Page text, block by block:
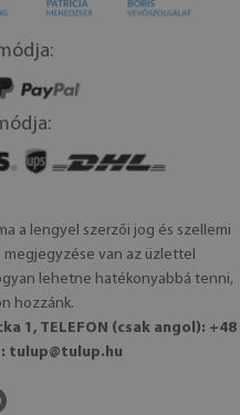
a lengyel szerzői jog és szellemi
van az üzlettel
lehetne hatékonyabbá tenni,
hozzánk.
1, TELEFON (csak angol): +48
tulup@tulup.hu